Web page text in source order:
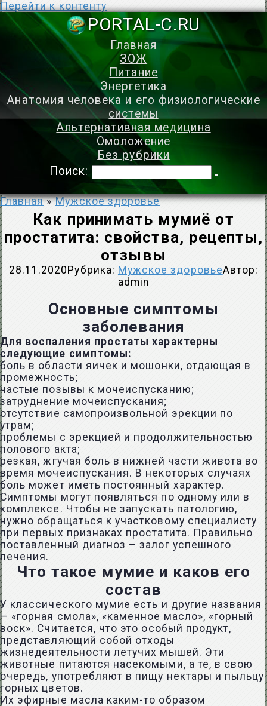
Перейти к контенту
PORTAL-
Главная
ЗОЖ
Питание
Энергетика
Анатомия человека и его физиологические
системы
Альтернативная медицина
Омоложение
Без рубрики
Поиск:
Главная » Мужское здоровье
Как принимать мумиё от
простатита: свойства, рецепты,
отзывы
28.11.2020 Рубрика: Мужское здоровьеАвтор:
admin
Основные симптомы
заболевания
Для воспаления простаты характерны
следующие симптомы:
боль в области яичек и мошонки, отдающая в
промежность;
частые позывы к мочеиспусканию;
затруднение мочеиспускания;
отсутствие самопроизвольной эрекции по
утрам;
проблемы с эрекцией и продолжительностью
полового акта;
резкая, жгучая боль в нижней части живота во
время мочеиспускания. В некоторых случаях
боль может иметь постоянный характер.
Симптомы могут появляться по одному или в
комплексе. Чтобы не запускать патологию,
нужно обращаться к участковому специалисту
при первых признаках простатита. Правильно
поставленный диагноз – залог успешного
лечения.
Что такое мумие и каков его
состав
У классического мумие есть и другие названия
— «горная смола», «каменное масло», «горный
воск». Считается, что это особый продукт,
представляющий собой отходы
жизнедеятельности летучих мышей. Эти
животные питаются насекомыми, а те, в свою
очередь, употребляют в пищу нектары и пыльцу
горных цветов.
Их эфирные масла каким-то образом